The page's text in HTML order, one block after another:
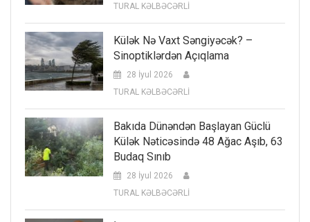
TURAL KƏLBƏCƏRLİ
Külək Nə Vaxt Səngiyəcək? –
Sinoptiklərdən Açıqlama
28 İyul 2026
TURAL KƏLBƏCƏRLİ
Bakıda Dünəndən Başlayan Güclü
Külək Nəticəsində 48 Ağac Aşıb, 63
Budaq Sınıb
28 İyul 2026
TURAL KƏLBƏCƏRLİ